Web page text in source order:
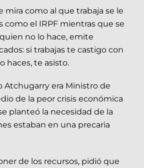
mira como al que trabaja se le
el IRPF mientras que se
no lo hace, emite
si trabajas te castigo con
haces, te asisto.
Atchugarry era Ministro de
de la peor crisis económica
planteó la necesidad de la
estaban en una precaria
de los recursos, pidió que